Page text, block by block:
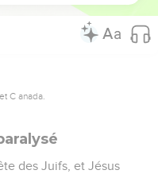
C anada.
des Juifs, et Jésus